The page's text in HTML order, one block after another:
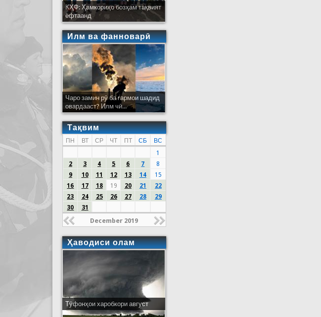
КҲФ: Ҳамкориҳо бозҳам тақвият
ёфтаанд
Илм ва фанноварӣ
Чаро замин рӯ ба гармои шадид
овардааст? Илм чӣ...
Тақвим
ПН ВТ СР ЧТ ПТ СБ
ВС
1
2
3 4 5 6 7
8
9
10 11 12 13 14
15
16
17 18 19 20 21
22
23
24 25 26 27 28
29
30
31
December 2019
Ҳаводиси олам
Тӯфонҳои харобкори август